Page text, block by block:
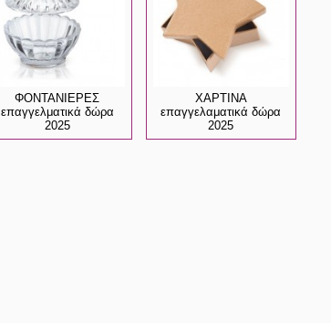
ΦΟΝΤΑΝΙΕΡΕΣ
επαγγελματικά δώρα
2025
ΧΑΡΤΙΝΑ
επαγγελαματικά δώρα
2025